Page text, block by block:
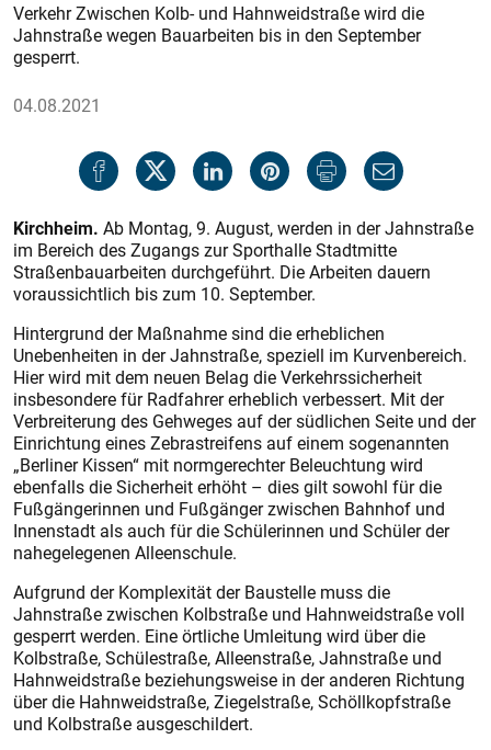
Verkehr Zwischen Kolb- und Hahnweidstraße wird die
Jahnstraße wegen Bauarbeiten bis in den September
gesperrt.
04.08.2021
Kirchheim. Ab Montag, 9. August, werden in der Jahnstraße
im Bereich des Zugangs zur ­Sporthalle Stadtmitte
Straßenbauarbeiten durchgeführt. Die Arbeiten dauern
voraussichtlich bis zum 10. September.
Hintergrund der Maßnahme sind die erheblichen
Unebenheiten in der Jahnstraße, speziell im Kurvenbereich.
Hier wird mit dem neuen Belag die Verkehrssicherheit
insbesondere für Radfahrer erheblich verbessert. Mit der
Verbreiterung des Gehweges auf der südlichen Seite und der
Einrichtung eines Zebrastreifens auf einem sogenannten
„Berliner Kissen“ mit normgerechter Beleuchtung wird
ebenfalls die Sicherheit erhöht – dies gilt sowohl für die
Fußgängerinnen und Fußgänger zwischen Bahnhof und
Innenstadt als auch für die Schülerinnen und Schüler der
nahegelegenen Alleen­schule.
Aufgrund der Komplexität der Baustelle muss die
Jahnstraße zwischen Kolbstraße und Hahnweidstraße voll
gesperrt werden. Eine örtliche Umleitung wird über die
Kolbstraße, Schülestraße, Alleen­straße, Jahnstraße und
Hahnweidstraße beziehungsweise in der anderen Richtung
über die Hahnweidstraße, Ziegelstraße, Schöllkopfstraße
und Kolbstraße ausgeschildert.